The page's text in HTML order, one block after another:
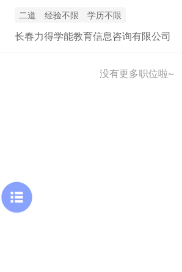
二道 经验不限 学历不限
长春力得学能教育信息咨询有限公司
没有更多职位啦~